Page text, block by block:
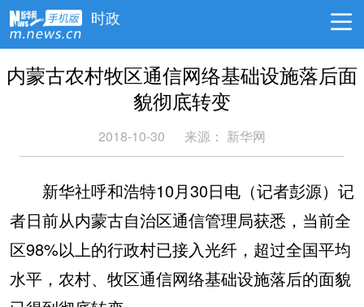
时政
内蒙古农村牧区通信网络基础设施落后面
貌彻底转变
2018-10-30 来源： 新华网
新华社呼和浩特10月30日电（记者彭源）记
者日前从内蒙古自治区通信管理局获悉，当前全
区98%以上的行政村已接入光纤，超过全国平均
水平，农村、牧区通信网络基础设施落后的面貌